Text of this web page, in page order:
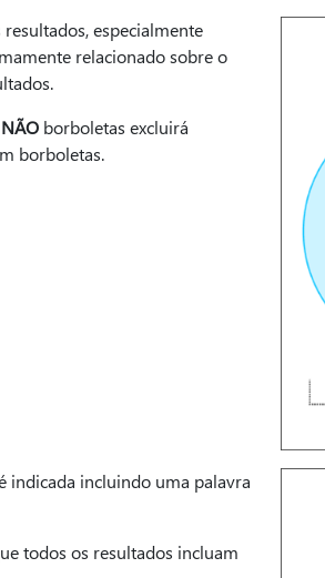
especialmente
relacionado sobre o
NÃO borboletas excluirá
borboletas.
indicada incluindo uma palavra
todos os resultados incluam